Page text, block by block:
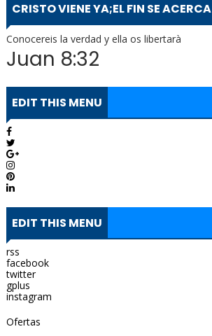
CRISTO VIENE YA;EL FIN SE ACERCA
Conocereis la verdad y ella os libertarà
Juan 8:32
EDIT THIS MENU
EDIT THIS MENU
rss
facebook
twitter
gplus
instagram
Ofertas